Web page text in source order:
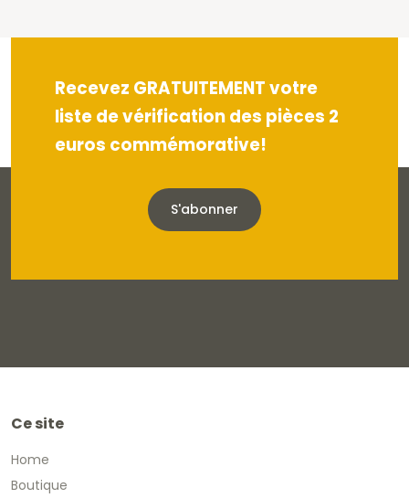
Recevez GRATUITEMENT votre
liste de vérification des pièces 2
euros commémorative!
S'abonner
Ce site
Home
Boutique